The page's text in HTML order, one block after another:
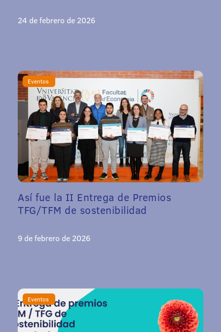
24 de febrero de 2026
Eventos
Así fue la II Entrega de Premios
TFG/TFM de sostenibilidad
9 de febrero de 2026
Eventos